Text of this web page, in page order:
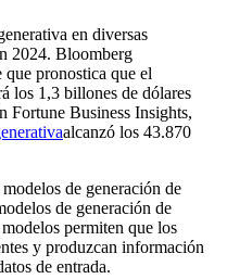
en diversas
2024. Bloomberg
pronostica que el
los 1,3 billones de dólares
Fortune Business Insights,
alcanzó los 43.870
de generación de
de generación de
permiten que los
y produzcan información
de entrada.